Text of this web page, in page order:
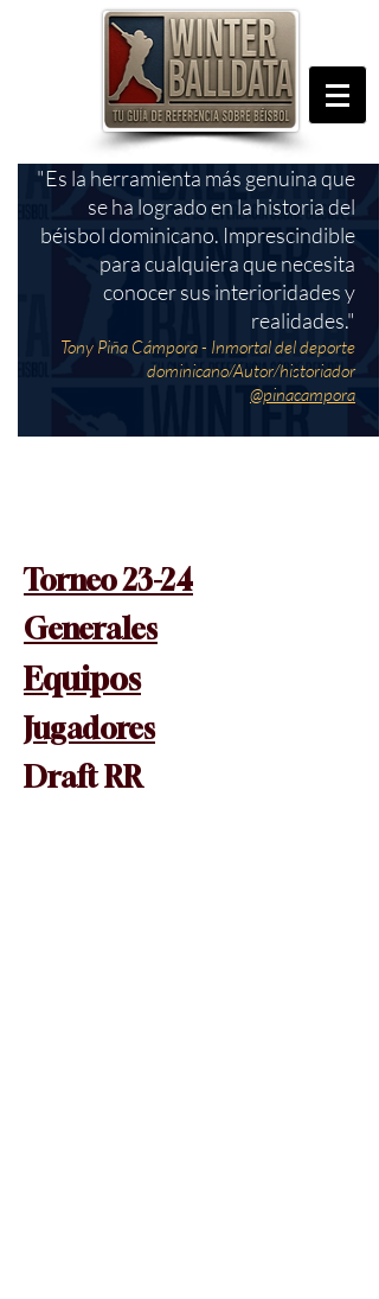
"Es la herramienta más genuina que
se ha logrado en la historia del
béisbol dominicano. Imprescindible
para cualquiera que necesita
conocer sus interioridades y
realidades."
Tony Piña Cámpora - Inmortal del deporte
dominicano/Autor/historiador
@pinacampora
Torneo 23-24
Generales
Equipos
Jugadores
Draft RR